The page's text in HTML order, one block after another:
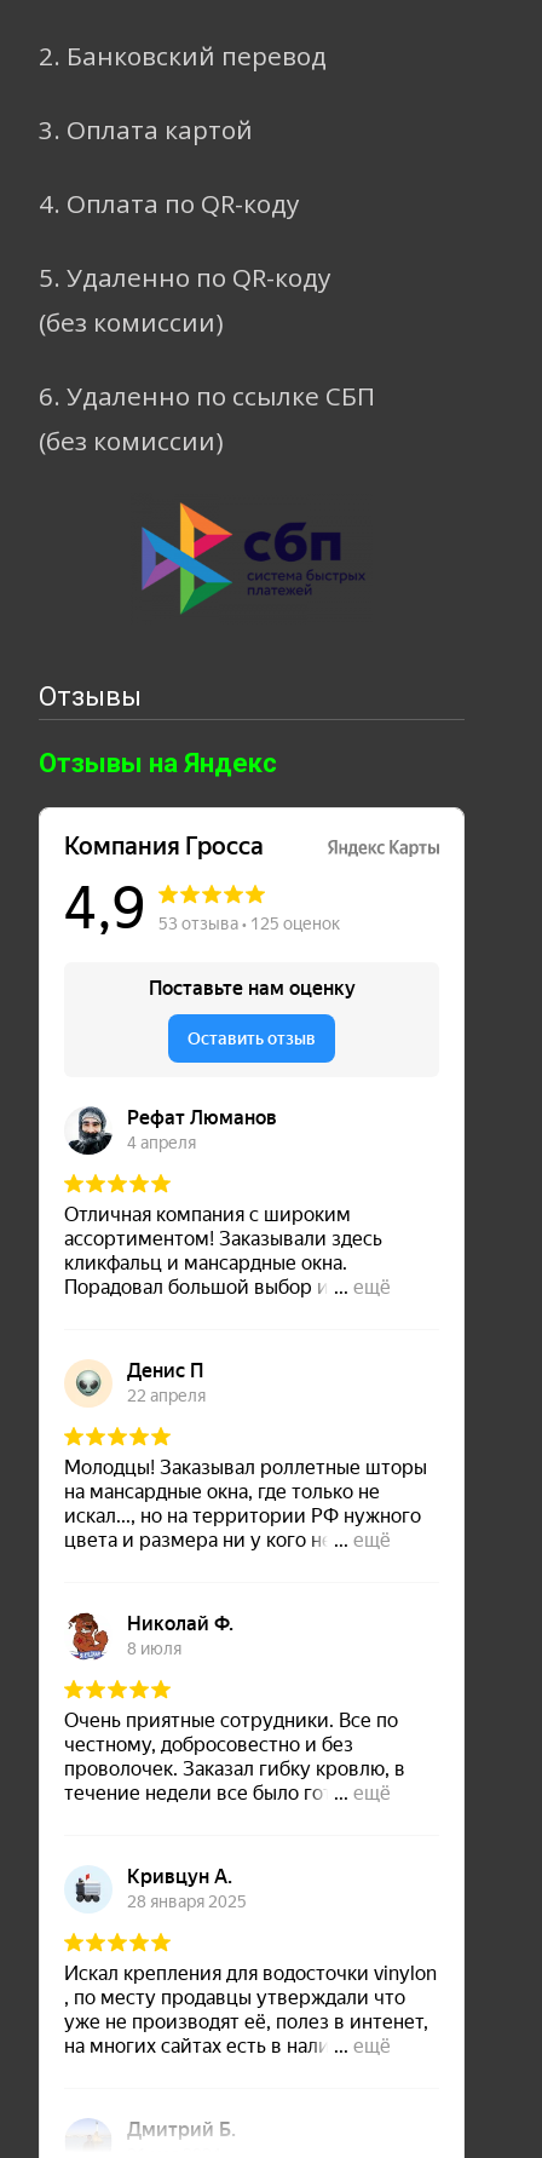
2. Банковский перевод
3. Оплата картой
4. Оплата по QR-коду
5. Удаленно по QR-коду
(без комиссии)
6. Удаленно по ссылке СБП
(без комиссии)
Отзывы
Отзывы на Яндекс